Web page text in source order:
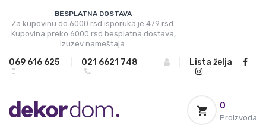
BESPLATNA DOSTAVA
Za kupovinu do 6000 rsd isporuka je 479 rsd.
Kupovina preko 6000 rsd besplatna dostava,
izuzev nameštaja.
069 616 625 021 6621 748 Lista želja
0
Proizvoda